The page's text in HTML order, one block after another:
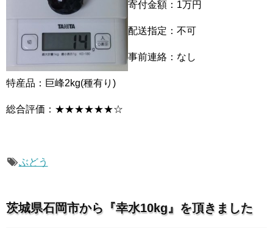
寄付金額：1万円
配送指定：不可
事前連絡：なし
特産品：巨峰2kg(種有り)
総合評価：★★★★★★☆
ぶどう
茨城県石岡市から『幸水10kg』を頂きました